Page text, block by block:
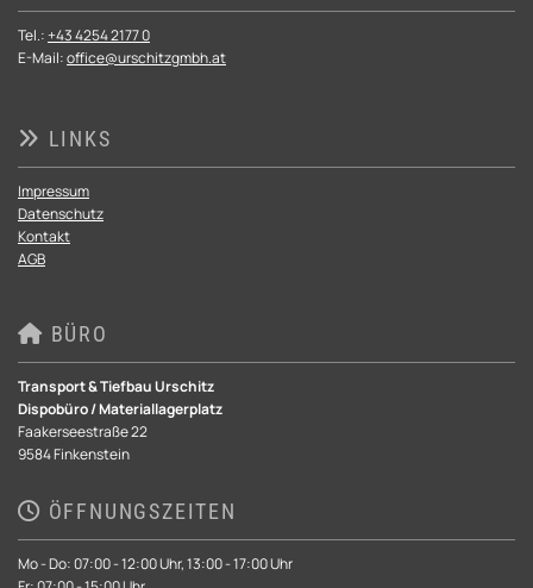
Tel.:+43 4254 2177 0
E-Mail:office@urschitzgmbh.at
 LINKS
Impressum
Datenschutz
Kontakt
AGB
 BÜRO
Transport & Tiefbau Urschitz
Dispobüro / Materiallagerplatz
Faakerseestraße 22
9584 Finkenstein
 ÖFFNUNGSZEITEN
Mo - Do: 07:00 - 12:00 Uhr, 13:00 - 17:00 Uhr